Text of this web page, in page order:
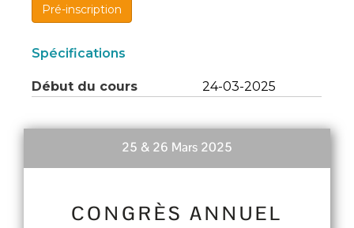
Pré-inscription
Spécifications
Début du cours 24-03-2025
25 & 26 Mars 2025
CONGRÈS ANNUEL